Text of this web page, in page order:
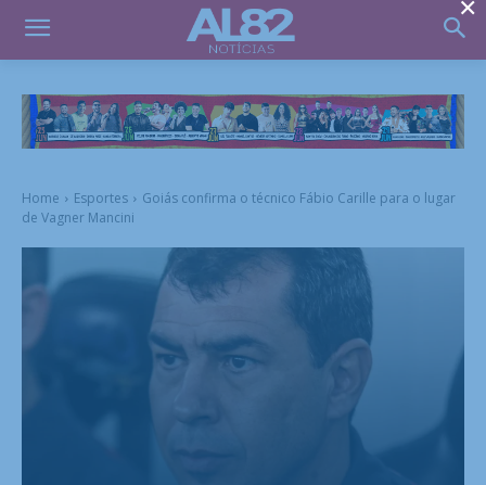
Home Esportes
Goiás confirma o técnico Fábio Carille para o lugar
de Vagner Mancini